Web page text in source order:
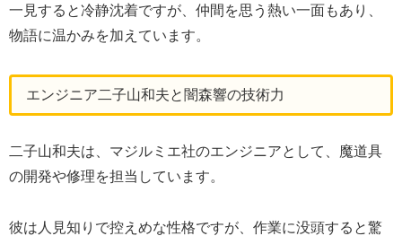
一見すると冷静沈着ですが、仲間を思う熱い一面もあり、
物語に温かみを加えています。
エンジニア二子山和夫と闇森響の技術力
二子山和夫は、マジルミエ社のエンジニアとして、魔道具
の開発や修理を担当しています。
彼は人見知りで控えめな性格ですが、作業に没頭すると驚